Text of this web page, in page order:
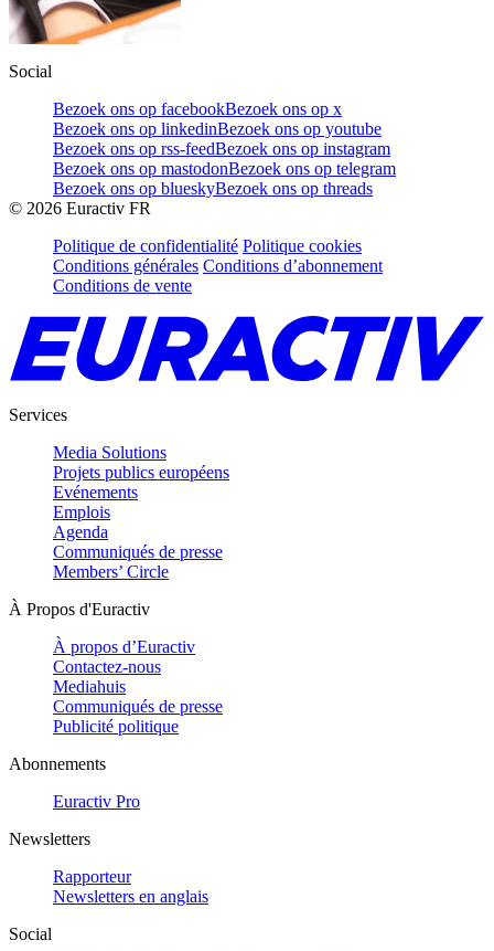
Social
Bezoek ons op facebookBezoek ons op x
Bezoek ons op linkedinBezoek ons op youtube
Bezoek ons op rss-feedBezoek ons op instagram
Bezoek ons op mastodonBezoek ons op telegram
Bezoek ons op blueskyBezoek ons op threads
© 2026 Euractiv FR
Politique de confidentialité Politique cookies
Conditions générales Conditions d’abonnement
Conditions de vente
Services
Media Solutions
Projets publics européens
Evénements
Emplois
Agenda
Communiqués de presse
Members’ Circle
À Propos d'Euractiv
À propos d’Euractiv
Contactez-nous
Mediahuis
Communiqués de presse
Publicité politique
Abonnements
Euractiv Pro
Newsletters
Rapporteur
Newsletters en anglais
Social